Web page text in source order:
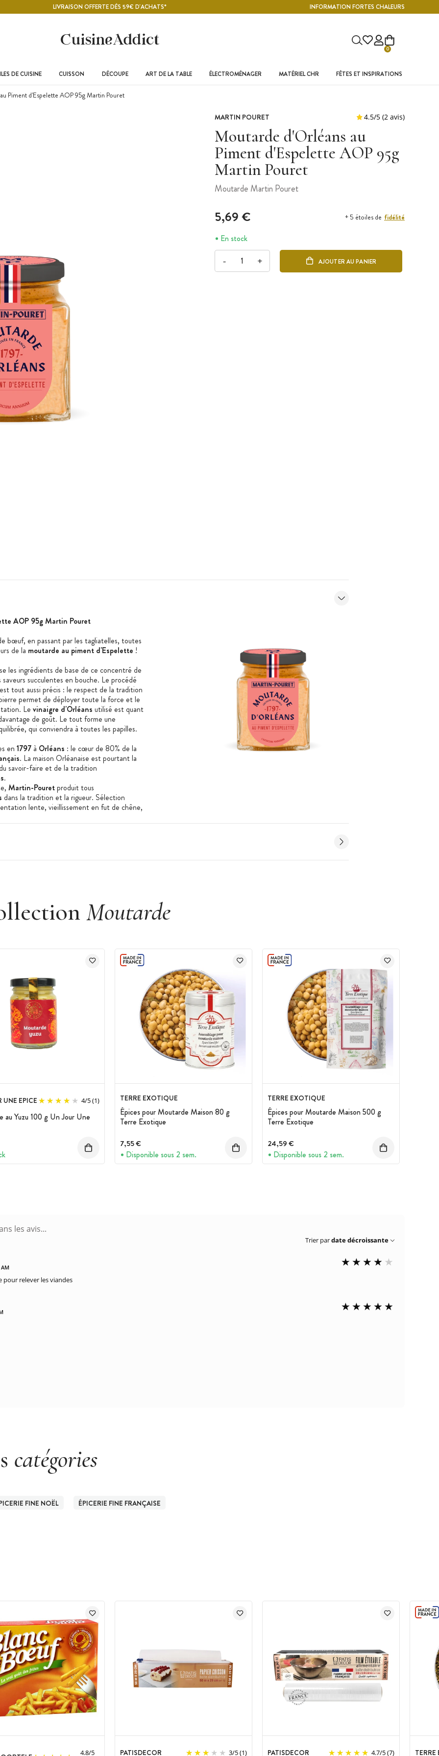
LIVRAISON OFFERTE DÈS 59€ D'ACHATS* INFORMATION FORTES CHALEURS
0
DE CUISINE CUISSON DÉCOUPE ART DE LA TABLE ÉLECTROMÉNAGER MATÉRIEL CHR FÊTES ET INSPIRATIONS
Piment d'Espelette AOP 95g Martin Pouret
MARTIN POURET
Moutarde d'Orléans au
Piment d'Espelette AOP 95g
Martin Pouret
Moutarde Martin Pouret
5,69 € + 5 étoiles de fidélité
En stock
- + AJOUTER AU PANIER
AOP 95g Martin Pouret
bœuf, en passant par les tagliatelles, toutes
de la moutarde au piment d'Espelette !
les ingrédients de base de ce concentré de
succulentes en bouche. Le procédé
est tout aussi précis : le respect de la tradition
permet de déployer toute la force et le
Le vinaigre d'Orléans utilisé est quant
de goût. Le tout forme une
qui conviendra à toutes les papilles.
en 1797à Orléans : le cœur de 80% de la
. La maison Orléanaise est pourtant la
savoir-faire et de la tradition
.
Martin-Pouretproduit tous
dans la tradition et la rigueur. Sélection
lente, vieillissement en fut de chêne,
vos plats avec succès !
graines demoutarde
du Val de Loire, eau,
acidifiant : acide citrique, conservateur
A.O.P (4%)
Moutarde
UNE EPICE 4/5(1)
au Yuzu 100 g Un Jour Une
TERRE EXOTIQUE
Épices pour Moutarde Maison 80 g
Terre Exotique
7,55 €
Disponible sous 2 sem.
TERRE EXOTIQUE
Épices pour Moutarde Maison 500 g
Terre Exotique
24,59 €
Disponible sous 2 sem.
Trier pardate décroissante
relever les viandes
catégories
FINE NOËL ÉPICERIE FINE FRANÇAISE
4.8/5 PATISDECOR 3/5(1) PATISDECOR 4.7/5(7)